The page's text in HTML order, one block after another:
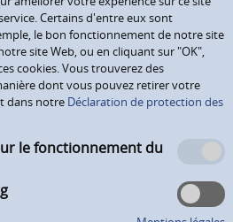
Certains d'entre eux sont
le bon fonctionnement de notre site
site Web, ou en cliquant sur "OK",
cookies. Vous trouverez des
dont vous pouvez retirer votre
dans notre Déclaration de protection des
le fonctionnement du